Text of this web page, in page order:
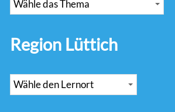
Region Lüttich